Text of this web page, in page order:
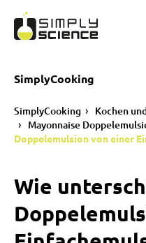
SimplyCooking
SimplyCooking Kochen
Mayonnaise
Doppelemulsion von einer
Wie